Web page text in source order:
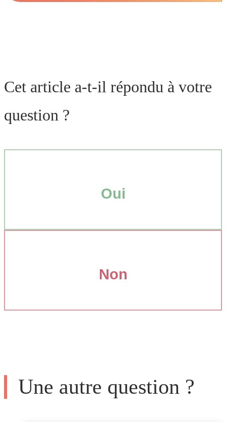
Cet article a-t-il répondu à votre
question ?
Oui
Non
Une autre question ?